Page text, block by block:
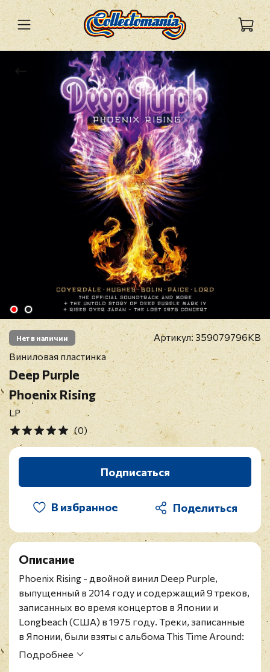
Нет в наличии Артикул:359079796KB
Виниловая пластинка
Deep Purple
Phoenix Rising
LP
(0)
Подписаться
В избранное
Описание
Phoenix Rising - двойной винил Deep Purple,
выпущенный в 2014 году и содержащий 9 треков,
записанных во время концертов в Японии и
Longbeach (США) в 1975 году. Треки, записанные
в Японии, были взяты с альбома This Time Around:
Live in Tokyo. А материал с концерта в Longbeach
Подробнее